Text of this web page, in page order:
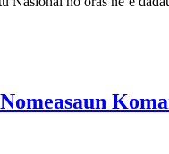
Defeza